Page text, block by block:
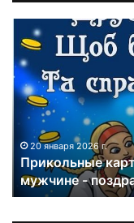
и
к
о
к
20 января 2026 г.
Прикольные
мужчине -